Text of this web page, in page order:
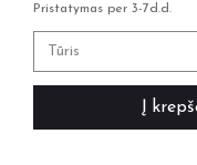
Pristatymas per 3-7d.d.
Į